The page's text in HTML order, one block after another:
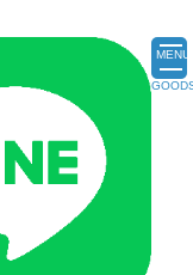
MENU